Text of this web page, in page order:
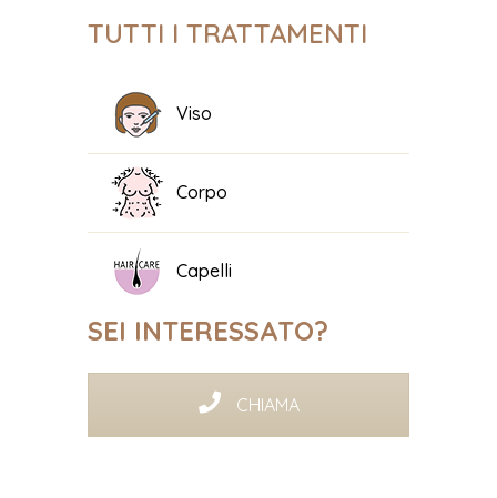
TUTTI I TRATTAMENTI
Viso
Corpo
Capelli
SEI INTERESSATO?
CHIAMA